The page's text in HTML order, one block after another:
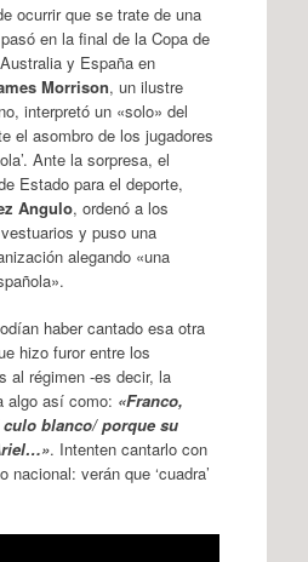
ocurrir que se trate de una
en la final de la Copa de
y España en
Morrison, un ilustre
interpretó un «solo» del
el asombro de los jugadores
Ante la sorpresa, el
Estado para el deporte,
Angulo, ordenó a los
y puso una
alegando «una
haber cantado esa otra
hizo furor entre los
al régimen -es decir, la
algo así como: «Franco,
blanco/ porque su
. Intenten cantarlo con
nacional: verán que ‘cuadra’